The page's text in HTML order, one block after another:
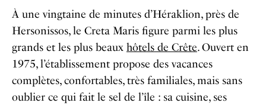
À une vingtaine de minutes d’Héraklion, près de
Hersonissos, le Creta Maris figure parmi les plus
grands et les plus beaux hôtels de Crête. Ouvert en
1975, l’établissement propose des vacances
complètes, confortables, très familiales, mais sans
oublier ce qui fait le sel de l’île : sa cuisine, ses